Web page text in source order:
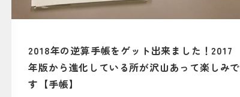
2018年の逆算手帳をゲット出来ました！2017
年版から進化している所が沢山あって楽しみで
す【手帳】